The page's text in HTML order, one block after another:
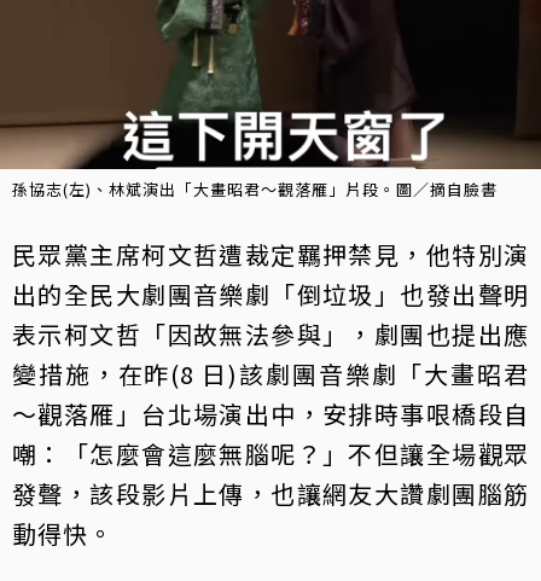
孫協志(左)、林斌演出「大畫昭君～觀落雁」片段。圖／摘自臉書
民眾黨主席柯文哲遭裁定羈押禁見，他特別演
出的全民大劇團音樂劇「倒垃圾」也發出聲明
表示柯文哲「因故無法參與」，劇團也提出應
變措施，在昨(8 日)該劇團音樂劇「大畫昭君
～觀落雁」台北場演出中，安排時事哏橋段自
嘲：「怎麼會這麼無腦呢？」不但讓全場觀眾
發聲，該段影片上傳，也讓網友大讚劇團腦筋
動得快。